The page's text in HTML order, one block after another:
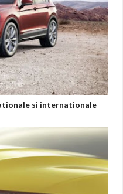
si internationale